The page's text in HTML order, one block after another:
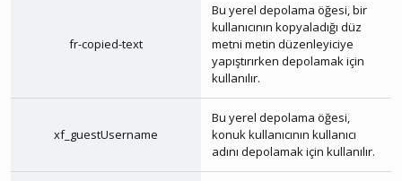
fr-copied-text
Bu yerel depolama öğesi, bir
kullanıcının kopyaladığı düz
metni metin düzenleyiciye
yapıştırırken depolamak için
kullanılır.
xf_guestUsername
Bu yerel depolama öğesi,
konuk kullanıcının kullanıcı
adını depolamak için kullanılır.